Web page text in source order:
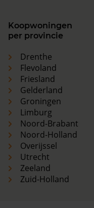
Koopwoningen
per provincie
Drenthe
Flevoland
Friesland
Gelderland
Groningen
Limburg
Noord-Brabant
Noord-Holland
Overijssel
Utrecht
Zeeland
Zuid-Holland